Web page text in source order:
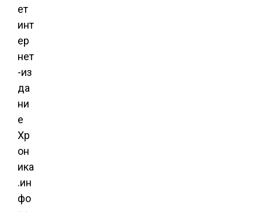
ет
инт
ер
нет
-из
да
ни
е
Хр
он
ика
.ин
фо